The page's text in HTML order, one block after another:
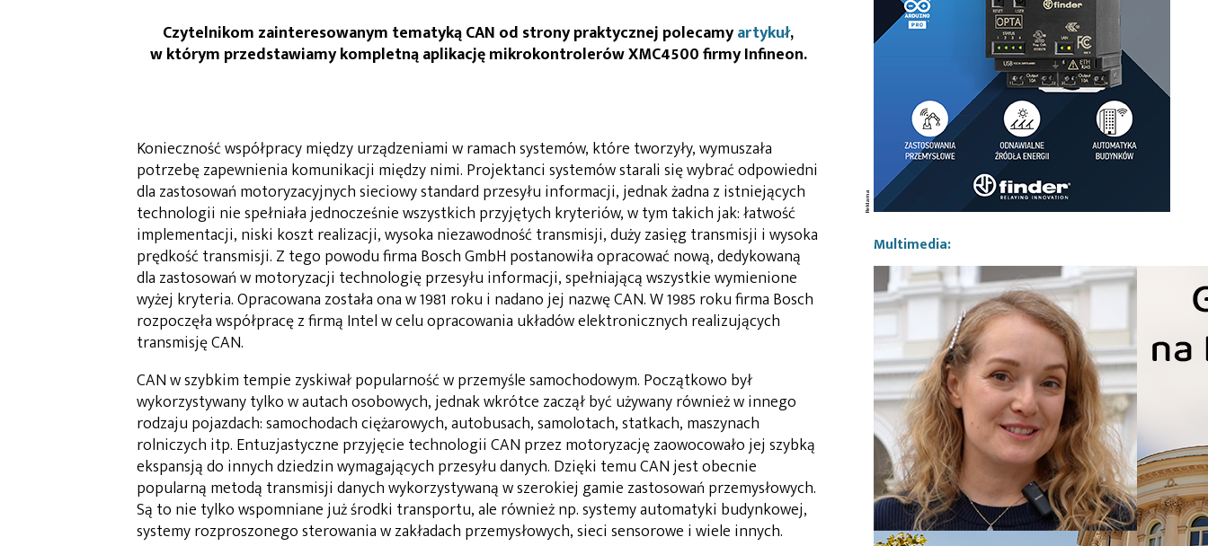
Czytelnikom zainteresowanym tematyką CAN od strony praktycznej polecamyartykuł,
w którym przedstawiamy kompletną aplikację mikrokontrolerów XMC4500 firmy Infineon.
Konieczność współpracy między urządzeniami w ramach systemów, które tworzyły, wymuszała
potrzebę zapewnienia komunikacji między nimi. Projektanci systemów starali się wybrać odpowiedni
dla zastosowań motoryzacyjnych sieciowy standard przesyłu informacji, jednak żadna z istniejących
technologii nie spełniała jednocześnie wszystkich przyjętych kryteriów, w tym takich jak: łatwość
implementacji, niski koszt realizacji, wysoka niezawodność transmisji, duży zasięg transmisji i wysoka
prędkość transmisji. Z tego powodu firma Bosch GmbH postanowiła opracować nową, dedykowaną
dla zastosowań w motoryzacji technologię przesyłu informacji, spełniającą wszystkie wymienione
wyżej kryteria. Opracowana została ona w 1981 roku i nadano jej nazwę CAN. W 1985 roku firma Bosch
rozpoczęła współpracę z firmą Intel w celu opracowania układów elektronicznych realizujących
transmisję CAN.
CAN w szybkim tempie zyskiwał popularność w przemyśle samochodowym. Początkowo był
wykorzystywany tylko w autach osobowych, jednak wkrótce zaczął być używany również w innego
rodzaju pojazdach: samochodach ciężarowych, autobusach, samolotach, statkach, maszynach
rolniczych itp. Entuzjastyczne przyjęcie technologii CAN przez motoryzację zaowocowało jej szybką
ekspansją do innych dziedzin wymagających przesyłu danych. Dzięki temu CAN jest obecnie
popularną metodą transmisji danych wykorzystywaną w szerokiej gamie zastosowań przemysłowych.
Są to nie tylko wspomniane już środki transportu, ale również np. systemy automatyki budynkowej,
systemy rozproszonego sterowania w zakładach przemysłowych, sieci sensorowe i wiele innych.
Multimedia: